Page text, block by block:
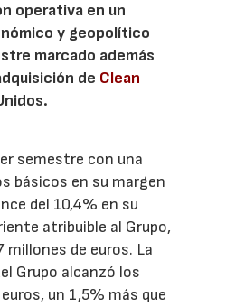
operativa en un
y geopolítico
marcado además
de Clean
semestre con una
básicos en su margen
del 10,4% en su
atribuible al Grupo,
millones de euros. La
Grupo alcanzó los
un 1,5% más que